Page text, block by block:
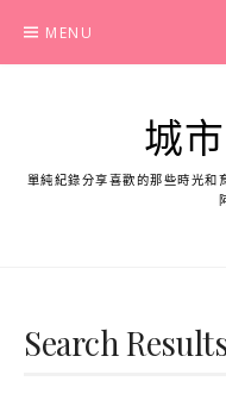
content
MENU
城
單純紀錄分享喜歡的那些時光和
Search